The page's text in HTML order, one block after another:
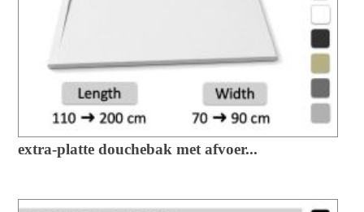
extra-platte douchebak met afvoer...